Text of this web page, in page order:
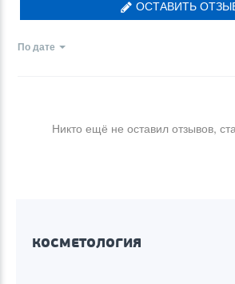
ОСТАВИТЬ
По дате
Никто ещё не оставил отзывов,
КОСМЕТОЛОГИЯ